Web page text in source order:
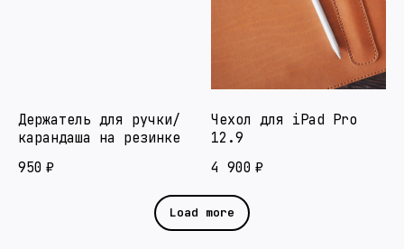
Держатель для ручки/
карандаша на резинке
950 ₽
Чехол для iPad Pro
12.9
4 900 ₽
Load more